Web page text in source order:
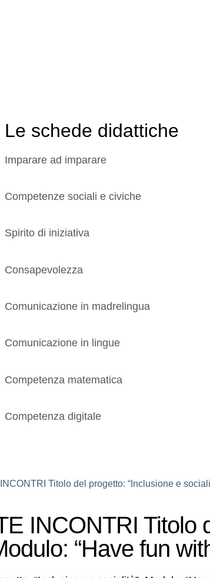
Le schede didattiche
Imparare ad imparare
Competenze sociali e civiche
Spirito di iniziativa
Consapevolezza
Comunicazione in madrelingua
Comunicazione in lingue
Competenza matematica
Competenza digitale
Titolo del progetto: “Inclusione e
INCONTRI Titolo
“Have fun